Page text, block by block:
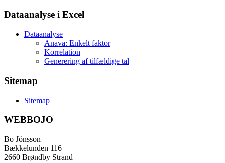
Dataanalyse i Excel
Dataanalyse
Anava: Enkelt faktor
Korrelation
Generering af tilfældige tal
Sitemap
Sitemap
WEBBOJO
Bo Jönsson
Bækkelunden 116
2660 Brøndby Strand